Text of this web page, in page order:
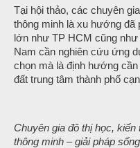
Tại hội thảo, các chuyên
thông minh là xu hướng đã
lớn như TP HCM cũng
Nam cần nghiên cứu ứng
chọn mà là định hướng
đất trung tâm thành phố
Chuyên gia đô thị học,
thông minh – giải pháp